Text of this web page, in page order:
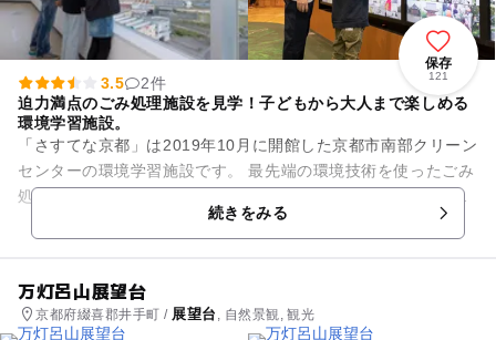
保存
121
3.5
2件
迫力満点のごみ処理施設を見学！子どもから大人まで楽しめる
環境学習施設。
「さすてな京都」は2019年10月に開館した京都市南部クリーン
センターの環境学習施設です。 最先端の環境技術を使ったごみ
処理施設を間近に見学できるだけでなく、環境について学べる
続きをみる
万灯呂山展望台
京都府綴喜郡井手町 / 展望台 , 自然景観, 観光